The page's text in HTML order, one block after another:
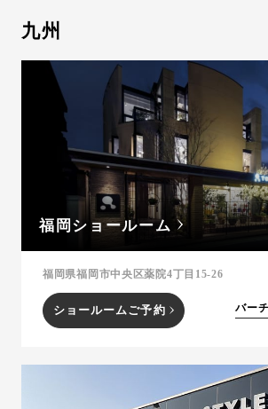
九州
福岡ショールーム
福岡県福岡市中央区薬院4丁目15-26
ショールームご予約 バー